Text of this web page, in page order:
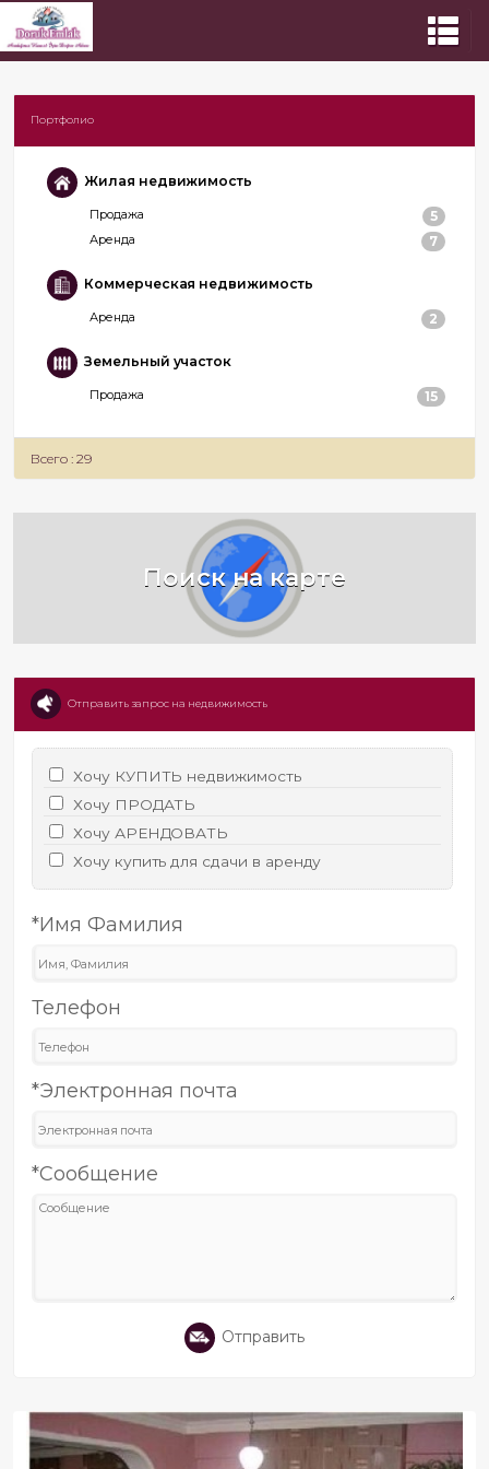
Портфолио
Жилая недвижимость
Продажа 5
Аренда 7
Коммерческая недвижимость
Аренда 2
Земельный участок
Продажа 15
Всего : 29
Поиск на карте
Отправить запрос на недвижимость
Хочу КУПИТЬ недвижимость
Хочу ПРОДАТЬ
Хочу АРЕНДОВАТЬ
Хочу купить для сдачи в аренду
*Имя Фамилия
Телефон
*Электронная почта
*Сообщение
Отправить